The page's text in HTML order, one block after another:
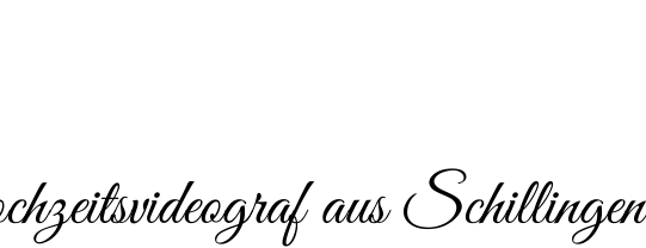
aus Schillingen